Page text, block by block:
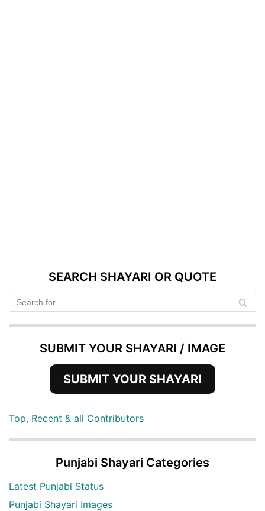
SEARCH SHAYARI OR QUOTE
SUBMIT YOUR SHAYARI / IMAGE
SUBMIT YOUR SHAYARI
Top, Recent & all Contributors
Punjabi Shayari Categories
Latest Punjabi Status
Punjabi Shayari Images